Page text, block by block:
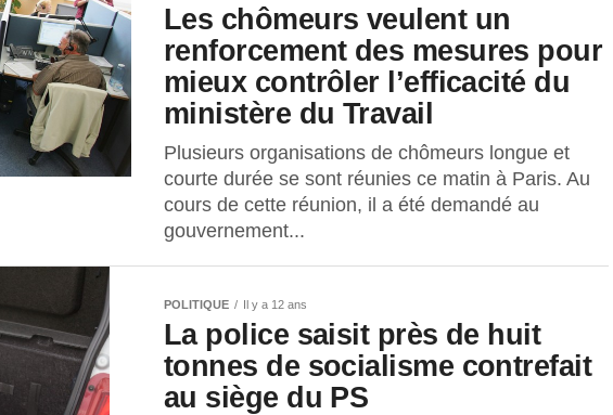
Les chômeurs veulent un
renforcement des mesures pour
mieux contrôler l’efficacité du
ministère du Travail
Plusieurs organisations de chômeurs longue et
courte durée se sont réunies ce matin à Paris. Au
cours de cette réunion, il a été demandé au
gouvernement...
POLITIQUE Il y a 12 ans
La police saisit près de huit
tonnes de socialisme contrefait
au siège du PS